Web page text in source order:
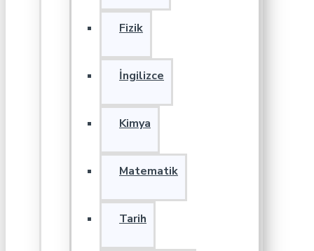
Fizik
İngilizce
Kimya
Matematik
Tarih